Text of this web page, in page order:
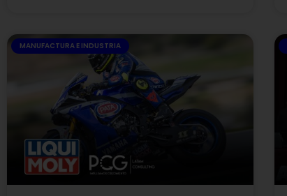
MANUFACTURA E INDUSTRIA